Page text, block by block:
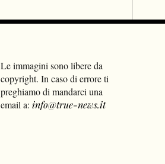
Le immagini sono libere da
copyright. In caso di errore ti
preghiamo di mandarci una
email a: info@true-news.it